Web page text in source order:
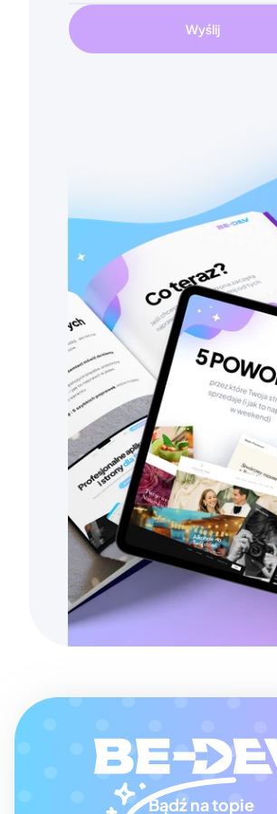
Wyślij
Bądź na topie